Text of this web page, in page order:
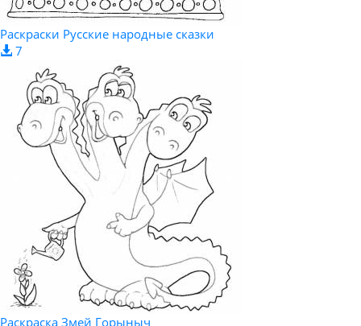
Раскраски Русские народные сказки
7
Раскраска Змей Горыныч